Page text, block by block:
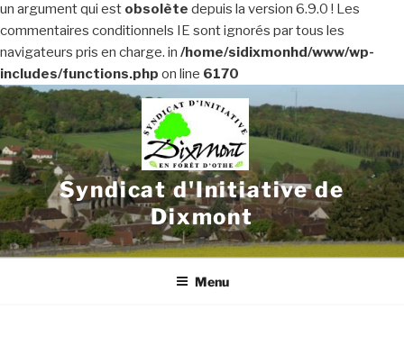
un argument qui est obsolète depuis la version 6.9.0 ! Les
commentaires conditionnels IE sont ignorés par tous les
navigateurs pris en charge. in /home/sidixmonhd/www/wp-
includes/functions.php on line 6170
Aller
au
contenu
principal
Syndicat d'Initiative de
Dixmont
Menu